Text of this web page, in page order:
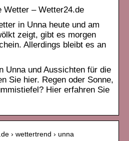
Wetter – Wetter24.de
in Unna heute und am
zeigt, gibt es morgen
Allerdings bleibt es an
Unna und Aussichten für die
Sie hier. Regen oder Sonne,
Hier erfahren Sie
› wettertrend › unna